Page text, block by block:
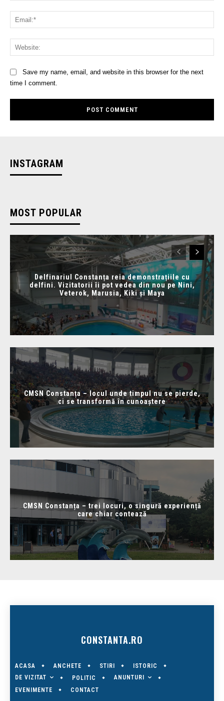
Save my name, email, and website in this browser for the next
time I comment.
INSTAGRAM
MOST POPULAR
Delfinariul Constanța reia demonstrațiile cu
delfini. Vizitatorii îi pot vedea din nou pe Nini,
Veterok, Marusia, Kiki și Maya
CMSN Constanța – locul unde timpul nu se pierde,
ci se transformă în cunoaștere
CMSN Constanța – trei locuri, o singură experiență
care chiar contează
CONSTANTA.RO
ACASA ANCHETE STIRI
ISTORIC
DE VIZITAT
POLITIC
ANUNTURI
EVENIMENTE
CONTACT